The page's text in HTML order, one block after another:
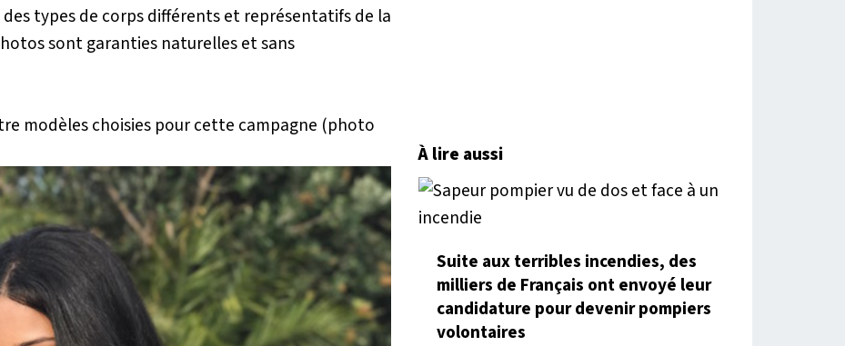
types de corps différents et représentatifs de la
sont garanties naturelles et sans
modèles choisies pour cette campagne (photo
À lire aussi
Suite aux terribles incendies, des
milliers de Français ont envoyé leur
candidature pour devenir pompiers
volontaires